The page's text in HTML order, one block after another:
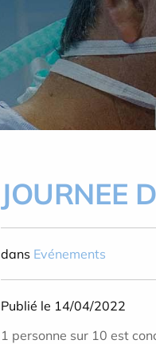
JOURNEE
dans Evénements
Publié le 14/04/2022
1 personne sur 10 est